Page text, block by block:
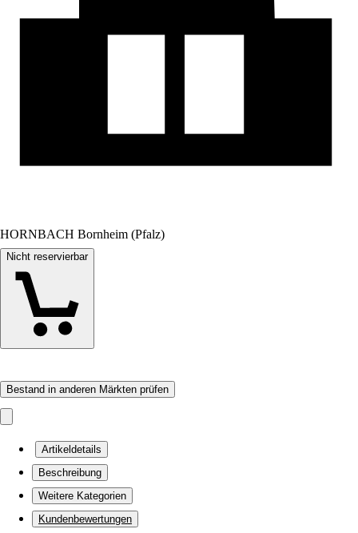
HORNBACH Bornheim (Pfalz)
Nicht reservierbar
Bestand in anderen Märkten prüfen
Artikeldetails
Beschreibung
Weitere Kategorien
Kundenbewertungen